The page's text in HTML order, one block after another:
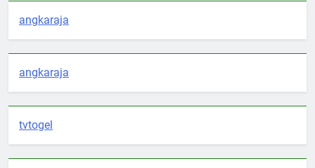
angkaraja
angkaraja
tvtogel